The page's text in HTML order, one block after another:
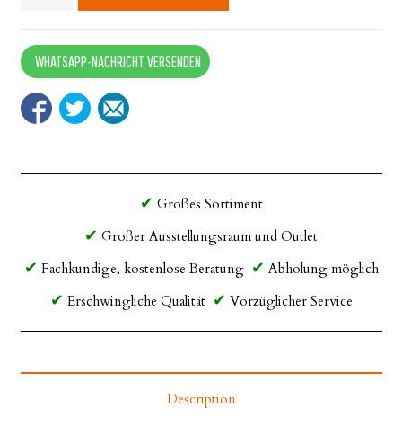
Schwarz
quantity
WHATSAPP-NACHRICHT VERSENDEN
Großes Sortiment
Großer Ausstellungsraum und Outlet
Fachkundige, kostenlose Beratung
Abholung möglich
Erschwingliche Qualität
Vorzüglicher Service
Description